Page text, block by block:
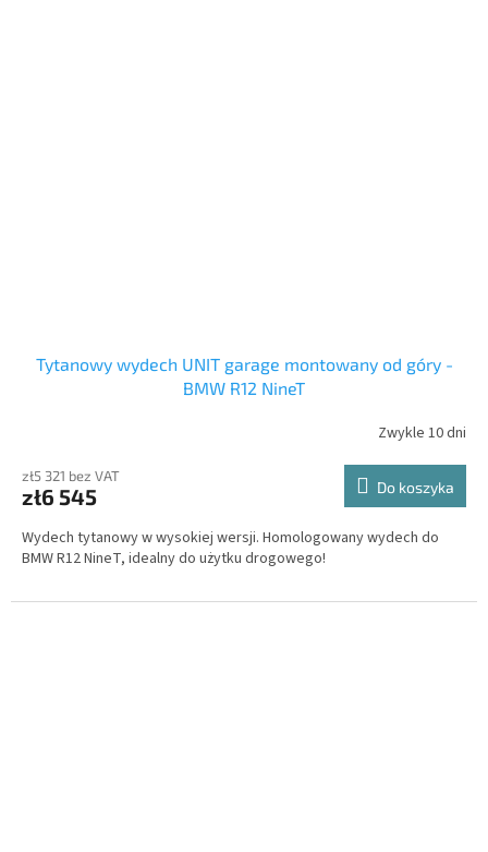
Tytanowy wydech UNIT garage montowany od góry -
BMW R12 NineT
Zwykle 10 dni
zł5 321 bez VAT
zł6 545 Do koszyka
Wydech tytanowy w wysokiej wersji. Homologowany wydech do
BMW R12 NineT, idealny do użytku drogowego!